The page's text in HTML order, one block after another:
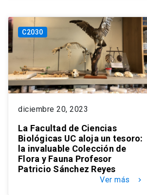
C2030
diciembre 20, 2023
La Facultad de Ciencias
Biológicas UC aloja un tesoro:
la invaluable Colección de
Flora y Fauna Profesor
Patricio Sánchez Reyes
Ver más keyboard_arrow_right